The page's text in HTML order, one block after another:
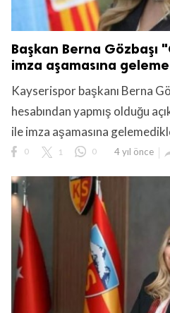
Başkan Berna Gözbaşı
imza aşamasına
Kayserispor başkanı Berna
hesabından yapmış olduğu
ile imza aşamasına
0 1 0 4 yıl önce